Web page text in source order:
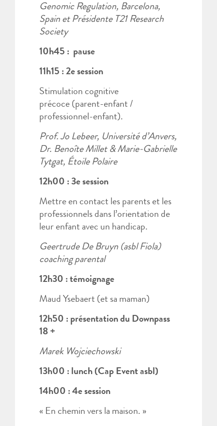
Genomic Regulation, Barcelona,
Spain et Présidente T21 Research
Society
10h45 : pause
11h15 : 2e session
Stimulation cognitive
précoce (parent-enfant /
professionnel-enfant).
Prof. Jo Lebeer, Université d’Anvers,
Dr. Benoîte Millet & Marie-Gabrielle
Tytgat, Étoile Polaire​
12h00 : 3e session
Mettre en contact les parents et les
professionnels dans l’orientation de
leur enfant avec un handicap.
Geertrude De Bruyn (asbl Fiola)
coaching parental
12h30 : témoignage
Maud Ysebaert (et sa maman)
12h50 : présentation du Downpass
18 +
Marek Wojciechowski
​13h00 : lunch (Cap Event asbl)
14h00 : 4e session
« En chemin vers la maison. »